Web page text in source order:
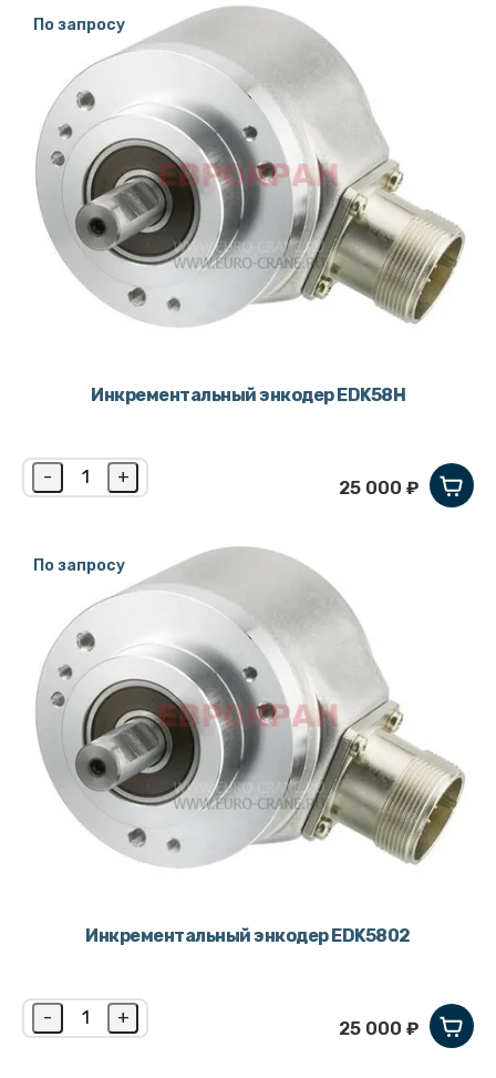
По запросу
Инкрементальный энкодер EDK58H
- +
25 000 ₽
По запросу
Инкрементальный энкодер EDK5802
- +
25 000 ₽